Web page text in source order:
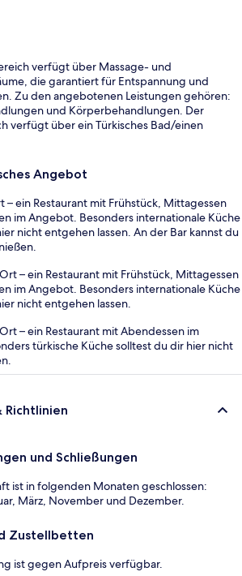
verfügt über Massage- und
die garantiert für Entspannung und
Zu den angebotenen Leistungen gehören:
und Körperbehandlungen. Der
verfügt über ein Türkisches Bad/einen
Angebot
– ein Restaurant mit Frühstück, Mittagessen
im Angebot. Besonders internationale Küche
nicht entgehen lassen. An der Bar kannst du
– ein Restaurant mit Frühstück, Mittagessen
im Angebot. Besonders internationale Küche
nicht entgehen lassen.
– ein Restaurant mit Abendessen im
türkische Küche solltest du dir hier nicht
Richtlinien
und Schließungen
ist in folgenden Monaten geschlossen:
März, November und Dezember.
Zustellbetten
ist gegen Aufpreis verfügbar.